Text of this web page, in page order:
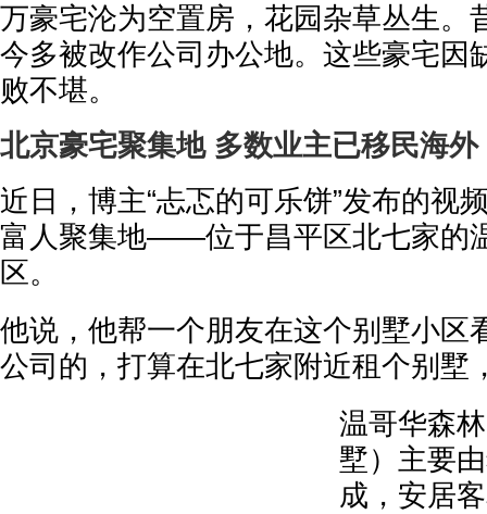
万豪宅沦为空置房，花园杂草丛生。
今多被改作公司办公地。这些豪宅因
败不堪。
北京豪宅聚集地 多数业主已移民海外
近日，博主“忐忑的可乐饼”发布的视
富人聚集地——位于昌平区北七家的
区。
他说，他帮一个朋友在这个别墅小区
公司的，打算在北七家附近租个别墅
温哥华森
墅）主要
成，安居